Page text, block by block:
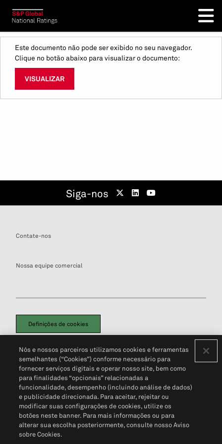
Este documento não pode ser exibido no seu navegador.
Clique no botão abaixo para visualizar o documento:
VISUALIZAR
Siga-nos
Contate-nos
Nossa equipe comercial
Definições de cookies
Política de PrivacidadePortal de privacidade do cliente (em inglês)
Não Venda Minhas Informações Pessoais© 2026 S&P Global
Nós e nossos parceiros utilizamos cookies e ferramentas
semelhantes (“Cookies”) conforme necessário para
fornecer serviços digitais e operar nosso site, bem como
para finalidades “opcionais” relacionadas a
funcionalidade, desempenho (incluindo análise de dados)
e publicidade direcionada. Para aceitar, rejeitar ou
modificar suas configurações de cookies, utilize os
botões neste banner. Para mais informações ou para
alterar sua escolha posteriormente, consulte nosso Aviso
sobre Cookies.